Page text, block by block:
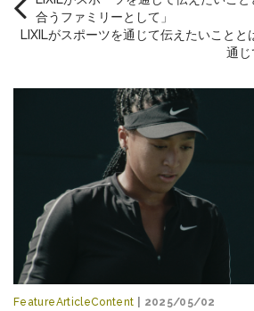
合うファミリーとして」
LIXILがスポーツを通じて伝えたいこと
通じ
FeatureArticleContent | 2025/05/02